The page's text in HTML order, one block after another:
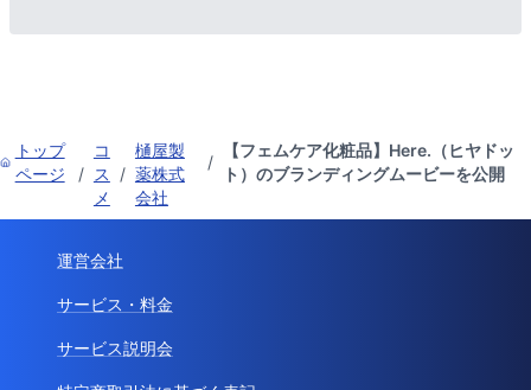
トップ
ページ
/
コ
ス
メ
/
樋屋製
薬株式
会社
/
【フェムケア化粧品】Here.（ヒヤドッ
ト）のブランディングムービーを公開
運営会社
サービス・料金
サービス説明会